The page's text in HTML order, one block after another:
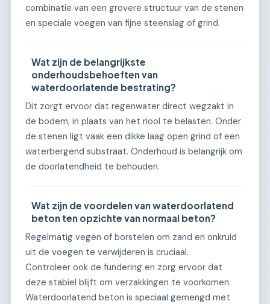
combinatie van een grovere structuur van de stenen
en speciale voegen van fijne steenslag of grind.
Wat zijn de belangrijkste
onderhoudsbehoeften van
waterdoorlatende bestrating?
Dit zorgt ervoor dat regenwater direct wegzakt in
de bodem, in plaats van het riool te belasten. Onder
de stenen ligt vaak een dikke laag open grind of een
waterbergend substraat. Onderhoud is belangrijk om
de doorlatendheid te behouden.
Wat zijn de voordelen van waterdoorlatend
beton ten opzichte van normaal beton?
Regelmatig vegen of borstelen om zand en onkruid
uit de voegen te verwijderen is cruciaal.
Controleer ook de fundering en zorg ervoor dat
deze stabiel blijft om verzakkingen te voorkomen.
Waterdoorlatend beton is speciaal gemengd met